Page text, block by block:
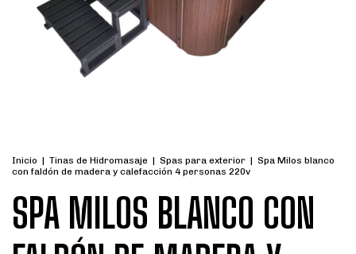
Inicio | Tinas de Hidromasaje | Spas para exterior | Spa Milos blanco
con faldón de madera y calefacción 4 personas 220v
SPA MILOS BLANCO CON